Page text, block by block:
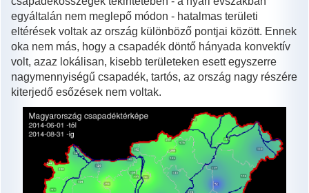
egyáltalán nem meglepő módon - hatalmas területi
eltérések voltak az ország különböző pontjai között. Ennek
oka nem más, hogy a csapadék döntő hányada konvektív
volt, azaz lokálisan, kisebb területeken esett egyszerre
nagymennyiségű csapadék, tartós, az ország nagy részére
kiterjedő esőzések nem voltak.